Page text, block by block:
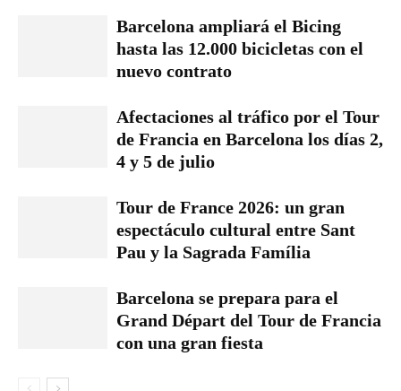
Barcelona ampliará el Bicing
hasta las 12.000 bicicletas con el
nuevo contrato
Afectaciones al tráfico por el Tour
de Francia en Barcelona los días 2,
4 y 5 de julio
Tour de France 2026: un gran
espectáculo cultural entre Sant
Pau y la Sagrada Família
Barcelona se prepara para el
Grand Départ del Tour de Francia
con una gran fiesta